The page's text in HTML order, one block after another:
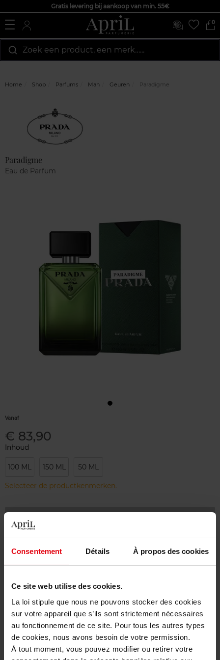
Consentement Détails À propos des cookies
Ce site web utilise des cookies.
La loi stipule que nous ne pouvons stocker des cookies
sur votre appareil que s’ils sont strictement nécessaires
au fonctionnement de ce site. Pour tous les autres types
de cookies, nous avons besoin de votre permission.
À tout moment, vous pouvez modifier ou retirer votre
Gratis levering bij aankoop van min. 55€
0
Zoek een product, een merk…...
Home Shop Parfums Man Geuren Paradigme
Paradigme
Eau de Parfum
Vanaf
€ 83,90
Inhoud
100 ML 150 ML 50 ML
Selecteer de productkenmerken.
Gratis levering bij aankoop van min. 55€
Beschrijving